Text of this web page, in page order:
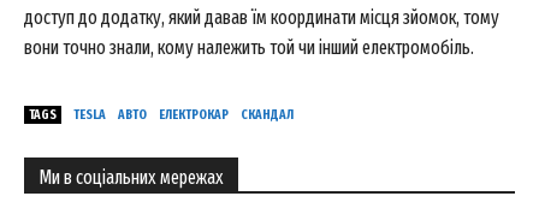
доступ до додатку, який давав їм координати місця зйомок, тому
вони точно знали, кому належить той чи інший електромобіль.
TAGS TESLA АВТО ЕЛЕКТРОКАР СКАНДАЛ
Ми в соціальних мережах